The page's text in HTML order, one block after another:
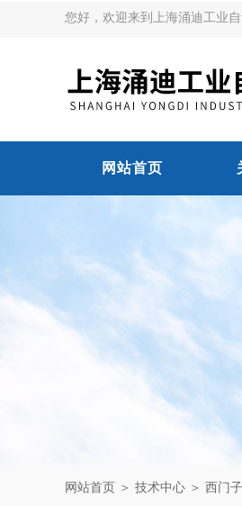
您好，欢迎来到上海涌迪工业自
网站首页
网站首页 ＞ 技术中心 ＞ 西门